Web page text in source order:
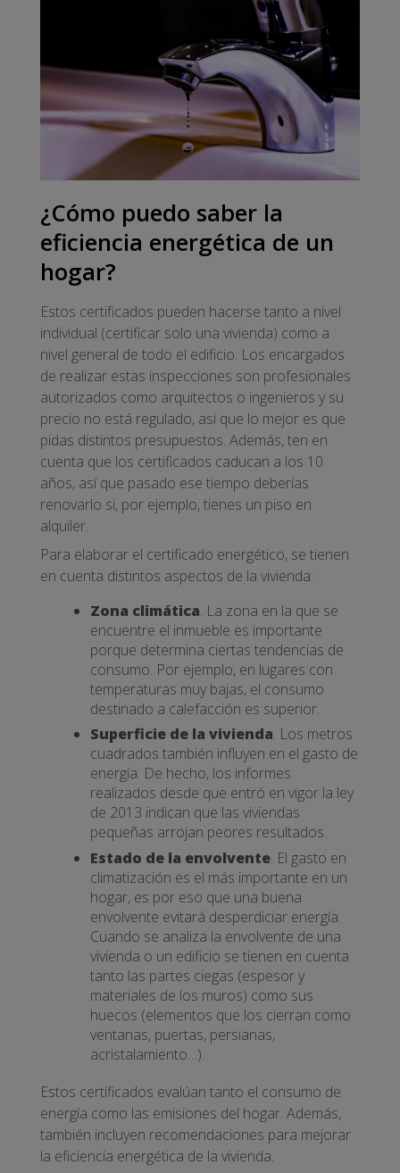
¿Cómo puedo saber la
eficiencia energética de un
hogar?
Estos certificados pueden hacerse tanto a nivel
individual (certificar solo una vivienda) como a
nivel general de todo el edificio. Los encargados
de realizar estas inspecciones son profesionales
autorizados como arquitectos o ingenieros y su
precio no está regulado, así que lo mejor es que
pidas distintos presupuestos. Además, ten en
cuenta que los certificados caducan a los 10
años, así que pasado ese tiempo deberías
renovarlo si, por ejemplo, tienes un piso en
alquiler.
Para elaborar el certificado energético, se tienen
en cuenta distintos aspectos de la vivienda:
Zona climática. La zona en la que se
encuentre el inmueble es importante
porque determina ciertas tendencias de
consumo. Por ejemplo, en lugares con
temperaturas muy bajas, el consumo
destinado a calefacción es superior.
Superficie de la vivienda. Los metros
cuadrados también influyen en el gasto de
energía. De hecho, los informes
realizados desde que entró en vigor la ley
de 2013 indican que las viviendas
pequeñas arrojan peores resultados.
Estado de la envolvente. El gasto en
climatización es el más importante en un
hogar, es por eso que una buena
envolvente evitará desperdiciar energía.
Cuando se analiza la envolvente de una
vivienda o un edificio se tienen en cuenta
tanto las partes ciegas (espesor y
materiales de los muros) como sus
huecos (elementos que los cierran como
ventanas, puertas, persianas,
acristalamiento…).
Estos certificados evalúan tanto el consumo de
energía como las emisiones del hogar. Además,
también incluyen recomendaciones para mejorar
la eficiencia energética de la vivienda.